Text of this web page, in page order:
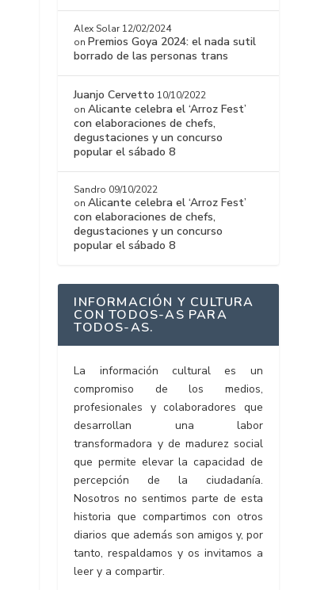
Alex Solar 12/02/2024
on Premios Goya 2024: el nada sutil
borrado de las personas trans
Juanjo Cervetto 10/10/2022
onAlicante celebra el ‘Arroz Fest’
con elaboraciones de chefs,
degustaciones y un concurso
popular el sábado 8
Sandro 09/10/2022
onAlicante celebra el ‘Arroz Fest’
con elaboraciones de chefs,
degustaciones y un concurso
popular el sábado 8
INFORMACIÓN Y CULTURA
CON TODOS-AS PARA
TODOS-AS.
La información cultural es un
compromiso de los medios,
profesionales y colaboradores que
desarrollan una labor
transformadora y de madurez social
que permite elevar la capacidad de
percepción de la ciudadanía.
Nosotros no sentimos parte de esta
historia que compartimos con otros
diarios que además son amigos y, por
tanto, respaldamos y os invitamos a
leer y a compartir.